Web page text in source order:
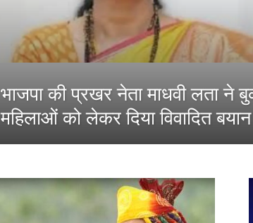
भाजपा की प्रखर नेता माधवी लता ने
महिलाओं को लेकर दिया विवादित बयान